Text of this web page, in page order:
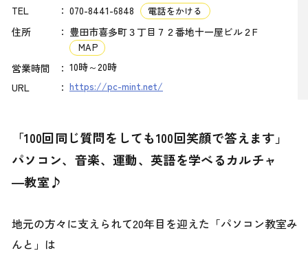
TEL 070-8441-6848 電話をかける
住所 豊田市喜多町３丁目７２番地十一屋ビル２F
MAP
営業時間
10時～20時
URL
https://pc-mint.net/
「100回同じ質問をしても100回笑顔で答えます」
パソコン、音楽、運動、英語を学べるカルチャ
―教室♪
地元の方々に支えられて20年目を迎えた「パソコン教室み
んと」は